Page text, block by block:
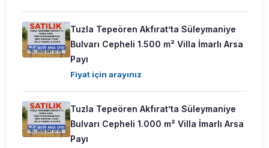
Tuzla Tepeören Akfırat’ta Süleymaniye
Bulvarı Cepheli 1.500 m² Villa İmarlı Arsa
Payı
Fiyat için arayınız
Tuzla Tepeören Akfırat’ta Süleymaniye
Bulvarı Cepheli 1.000 m² Villa İmarlı Arsa
Payı